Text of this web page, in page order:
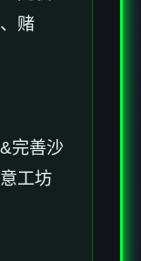
赌
完善沙
工坊